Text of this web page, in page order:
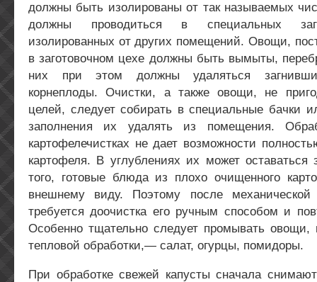
должны быть изолированы от так называемых
должны проводиться в специальных
изолированных от других помещений. Овощи,
в заготовочном цехе должны быть вымыты,
них при этом должны удаляться
корнеплоды. Очистки, а также овощи, не
целей, следует собирать в специальные бачки
заполнения их удалять из помещения.
картофелечистках не дает возможности
картофеля. В углублениях их может оставаться
того, готовые блюда из плохо очищенного
внешнему виду. Поэтому после механической
требуется доочистка его ручным способом и
Особенно тщательно следует промывать
тепловой обработки,— салат, огурцы, помидоры.
При обработке свежей капусты сначала